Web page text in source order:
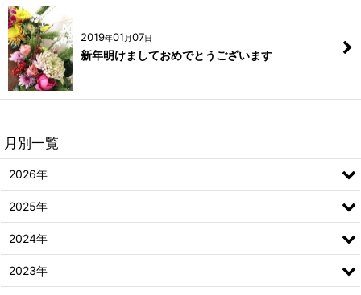
2019年01 月07日
新年明けましておめでとうございます
月別一覧
2026年
2025年
2024年
2023年